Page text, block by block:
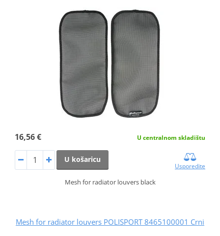
16,56 € U centralnom skladištu
U košaricu
Usporedite
Mesh for radiator louvers black
Mesh for radiator louvers POLISPORT 8465100001 Crni